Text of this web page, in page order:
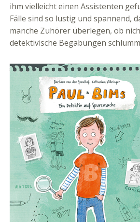
ihm vielleicht einen Assistenten
Fälle sind so lustig und spannend,
manche Zuhörer überlegen, ob
detektivische Begabungen